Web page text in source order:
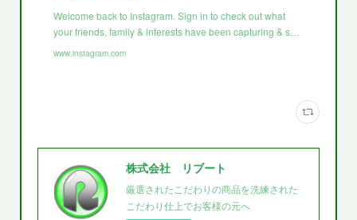
Welcome back to Instagram. Sign in to check out what
your friends, family & interests have been capturing & s…
www.instagram.com
株式会社 リブート
厳選されたこだわりの商品を洗練された
こだわり仕上でお客様の元へ